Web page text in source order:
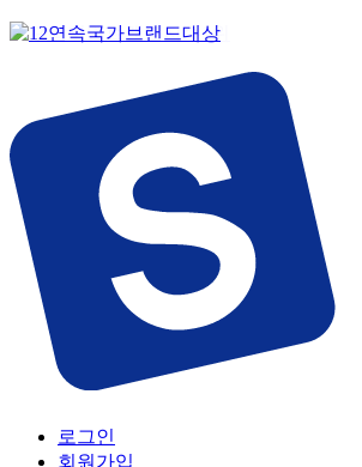
로그인
회원가입